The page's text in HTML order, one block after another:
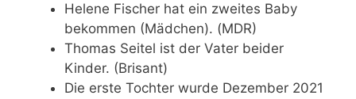
Helene Fischer hat ein zweites Baby
bekommen (Mädchen). (MDR)
Thomas Seitel ist der Vater beider
Kinder. (Brisant)
Die erste Tochter wurde Dezember 2021